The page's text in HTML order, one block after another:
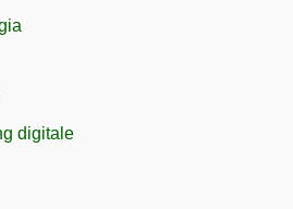
digitale